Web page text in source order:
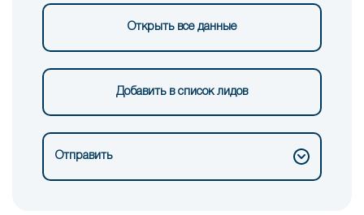
Открыть все данные
Добавить в список лидов
Отправить